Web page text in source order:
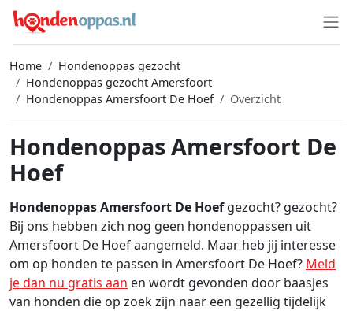
Home
Hondenoppas gezocht
Hondenoppas gezocht Amersfoort
Hondenoppas Amersfoort De Hoef
Overzicht
Hondenoppas Amersfoort De
Hoef
Hondenoppas Amersfoort De Hoefgezocht? gezocht?
Bij ons hebben zich nog geen hondenoppassen uit
Amersfoort De Hoef aangemeld. Maar heb jij interesse
om op honden te passen in Amersfoort De Hoef? Meld
je dan nu gratis aan en wordt gevonden door baasjes
van honden die op zoek zijn naar een gezellig tijdelijk